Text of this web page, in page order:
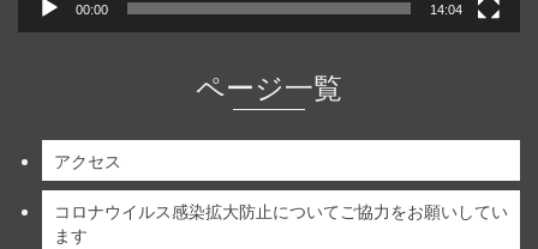
00:00 14:04
ページ一覧
アクセス
コロナウイルス感染拡大防止についてご協力をお願いしてい
ます